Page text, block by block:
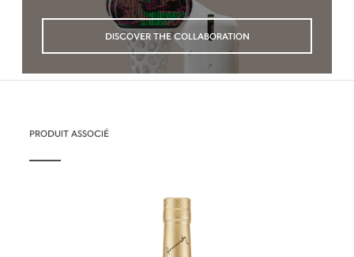
DISCOVER THE COLLABORATION
PRODUIT ASSOCIÉ